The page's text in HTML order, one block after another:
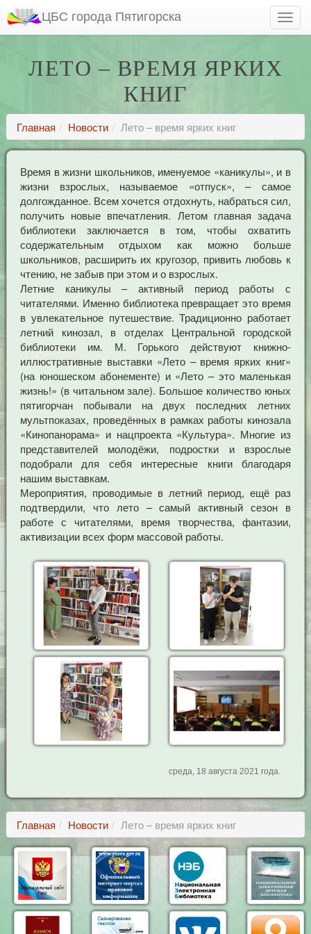
ЦБС города Пятигорска
ЛЕТО – ВРЕМЯ ЯРКИХ
КНИГ
Главная Новости Лето – время ярких книг
Время в жизни школьников, именуемое «каникулы», и в
жизни взрослых, называемое «отпуск», – самое
долгожданное. Всем хочется отдохнуть, набраться сил,
получить новые впечатления. Летом главная задача
библиотеки заключается в том, чтобы охватить
содержательным отдыхом как можно больше
школьников, расширить их кругозор, привить любовь к
чтению, не забыв при этом и о взрослых.
Летние каникулы – активный период работы с
читателями. Именно библиотека превращает это время
в увлекательное путешествие. Традиционно работает
летний кинозал, в отделах Центральной городской
библиотеки им. М. Горького действуют книжно-
иллюстративные выставки «Лето – время ярких книг»
(на юношеском абонементе) и «Лето – это маленькая
жизнь!» (в читальном зале). Большое количество юных
пятигорчан побывали на двух последних летних
мультпоказах, проведённых в рамках работы кинозала
«Кинопанорама» и нацпроекта «Культура». Многие из
представителей молодёжи, подростки и взрослые
подобрали для себя интересные книги благодаря
нашим выставкам.
Мероприятия, проводимые в летний период, ещё раз
подтвердили, что лето – самый активный сезон в
работе с читателями, время творчества, фантазии,
активизации всех форм массовой работы.
среда, 18 августа 2021 года.
Главная Новости Лето – время ярких книг